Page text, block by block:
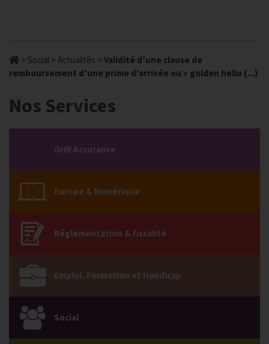
> Social > Actualités > Validité d’une clause de
remboursement d’une prime d’arrivée ou « golden hello (...)
Nos Services
GHR Assurance
Europe & Numérique
Réglementation & fiscalité
Emploi, Formation et Handicap
Social